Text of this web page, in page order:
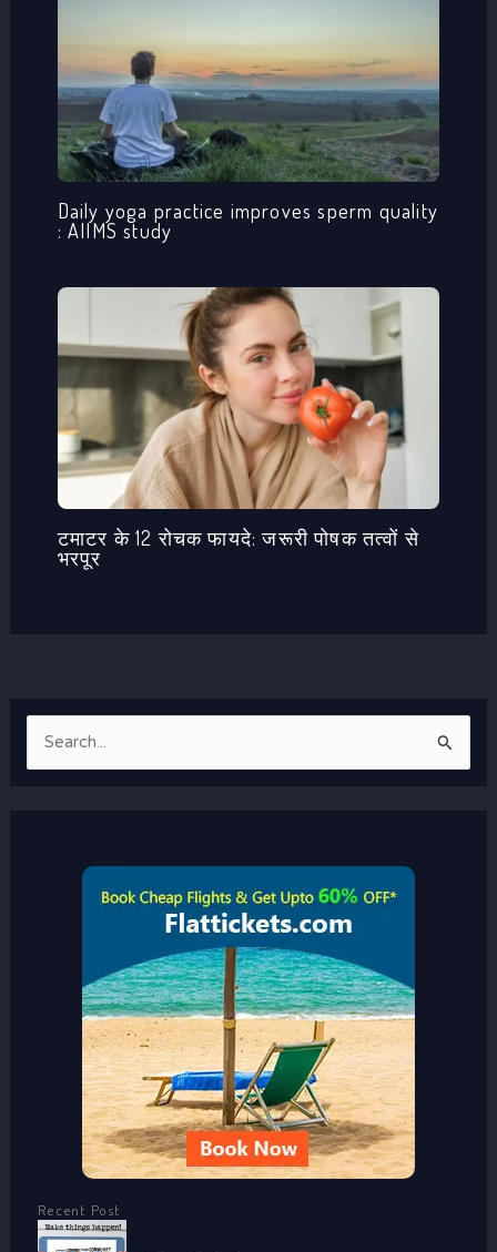
Daily yoga practice improves sperm quality
: AIIMS study
टमाटर के 12 रोचक फायदे: जरूरी पोषक तत्वों से
भरपूर
Recent Post